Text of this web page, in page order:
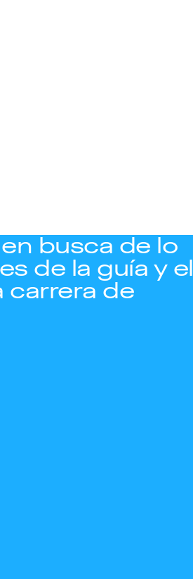
busca de lo
de la guía y el
carrera de